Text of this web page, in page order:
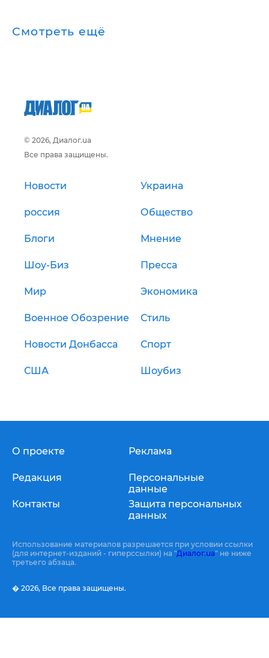
Смотреть ещё
© 2026, Диалог.ua
Все права защищены.
Новости Украина
россия Общество
Блоги Мнение
Шоу-Биз Пресса
Мир Экономика
Военное Обозрение Стиль
Новости Донбасса Спорт
США Шоубиз
О проекте
Редакция
Контакты
Реклама
Персональные
данные
Защита персональных
данных
Использование материалов разрешается при условии ссылки
(для интернет-изданий - гиперссылки) на "Диалог.ua" не ниже
третьего абзаца.
� 2026, Все права защищены.